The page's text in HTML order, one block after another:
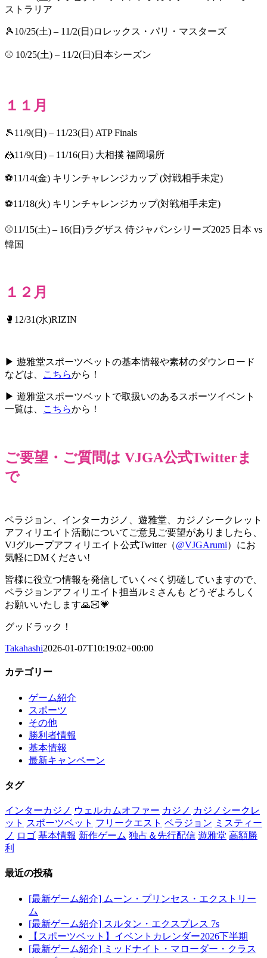
ストラリア
🎾10/25(土) – 11/2(日)ロレックス・パリ・マスターズ
⚾ 10/25(土) – 11/2(日)日本シーズン
１１月
🎾11/9(日) – 11/23(日) ATP Finals
🤼11/9(日) – 11/16(日) 大相撲 福岡場所
⚽11/14(金) キリンチャレンジカップ (対戦相手未定)
⚽11/18(火) キリンチャレンジカップ(対戦相手未定)
⚾11/15(土) – 16(日)ラグザス 侍ジャパンシリーズ2025 日本 vs
韓国
１２月
🥊12/31(水)RIZIN
▶ 遊雅堂スポーツベットの基本情報や素材のダウンロード
などは、
こちらから！
▶ 遊雅堂スポーツベットで取扱いのあるスポーツイベント
一覧は、
こちらから！
ご要望・ご質問は VJGA公式Twitterま
で
ベラジョン、インターカジノ、遊雅堂、カジノシークレット
アフィリエイト活動についてご意見ご要望がありましたら、
VJグループアフィリエイト公式Twitter（@VJGArumi）にお
気軽にDMください!
皆様に役立つ情報を発信していくべく切磋していますので、
ベラジョンアフィリエイト担当ルミさんも どうぞよろしく
お願いいたします🙏🏻💗
グッドラック！
Takahashi2026-01-07T10:19:02+00:00
カテゴリー
ゲーム紹介
スポーツ
その他
勝利者情報
基本情報
最新キャンペーン
タグ
インターカジノ ウェルカムオファー カジノ カジノシークレ
ット スポーツベット フリークエスト ベラジョン ミスティー
ノ ロゴ 基本情報 新作ゲーム 独占＆先行配信 遊雅堂 高額勝
利
最近の投稿
[最新ゲーム紹介] ムーン・プリンセス・エクストリー
ム
[最新ゲーム紹介] スルタン・エクスプレス 7s
【スポーツベット】イベントカレンダー2026下半期
[最新ゲーム紹介] ミッドナイト・マローダー・クラス